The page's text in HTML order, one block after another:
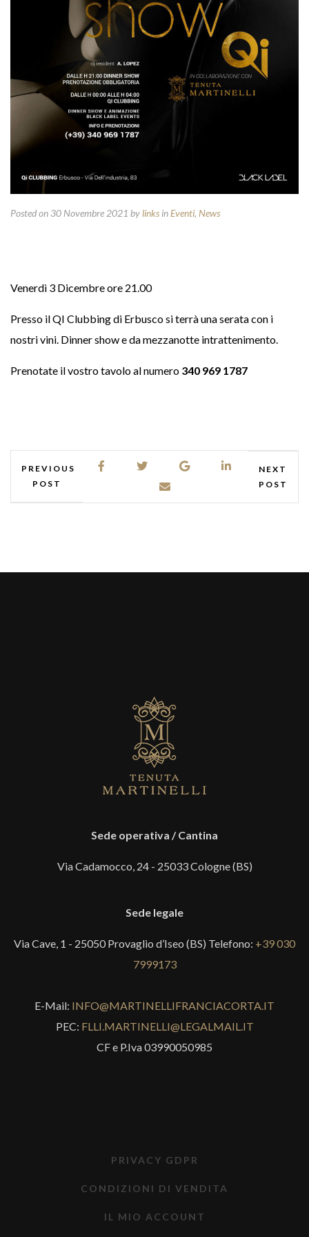
Posted on 30 Novembre 2021 bylinks in Eventi, News
Venerdì 3 Dicembre ore 21.00
Presso il QI Clubbing di Erbusco si terrà una serata con i
nostri vini. Dinner show e da mezzanotte intrattenimento.
Prenotate il vostro tavolo al numero 340 969 1787
PREVIOUS
POST
NEXT
POST
Sede operativa / Cantina
Via Cadamocco, 24 - 25033 Cologne (BS)
Sede legale
Via Cave, 1 - 25050 Provaglio d’Iseo (BS) Telefono: +39 030
7999173
E-Mail: INFO@MARTINELLIFRANCIACORTA.IT
PEC: FLLI.MARTINELLI@LEGALMAIL.IT
CF e P.Iva 03990050985
PRIVACY GDPR
CONDIZIONI DI VENDITA
IL MIO ACCOUNT